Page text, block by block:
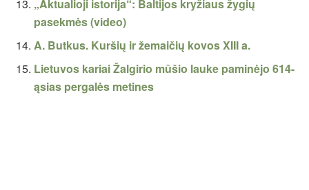
„Aktualioji istorija“: Baltijos kryžiaus žygių
pasekmės (video)
A. Butkus. Kuršių ir žemaičių kovos XIII a.
Lietuvos kariai Žalgirio mūšio lauke paminėjo 614-
ąsias pergalės metines